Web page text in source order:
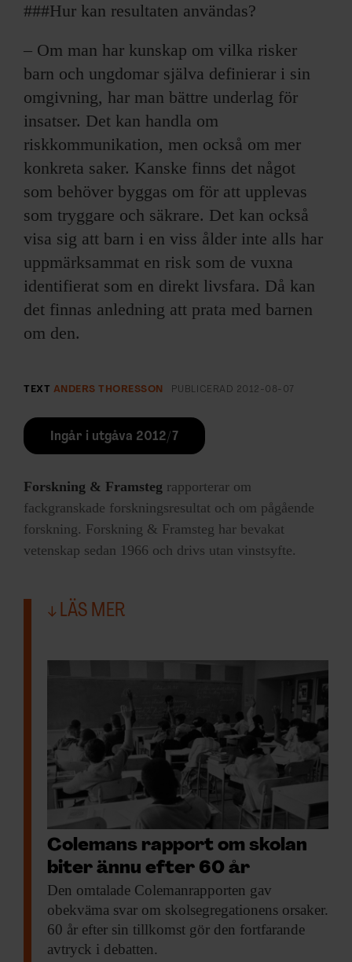
###Hur kan resultaten användas?
– Om man har kunskap om vilka risker
barn och ungdomar själva definierar i sin
omgivning, har man bättre underlag för
insatser. Det kan handla om
riskkommunikation, men också om mer
konkreta saker. Kanske finns det något
som behöver byggas om för att upplevas
som tryggare och säkrare. Det kan också
visa sig att barn i en viss ålder inte alls har
uppmärksammat en risk som de vuxna
identifierat som en direkt livsfara. Då kan
det finnas anledning att prata med barnen
om den.
TEXT ANDERS THORESSON PUBLICERAD 2012-08-07
Ingår i utgåva 2012/7
Forskning & Framsteg rapporterar om
fackgranskade forskningsresultat och om pågående
forskning. Forskning & Framsteg har bevakat
vetenskap sedan 1966 och drivs utan vinstsyfte.
LÄS MER
Colemans rapport om skolan
biter ännu efter 60 år
Den omtalade Colemanrapporten gav
obekväma svar om skolsegregationens orsaker.
60 år efter sin tillkomst gör den fortfarande
avtryck i debatten.